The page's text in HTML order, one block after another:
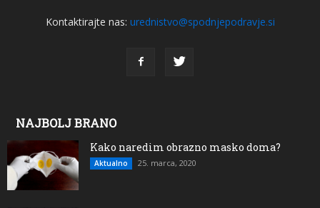
Kontaktirajte nas: urednistvo@spodnjepodravje.si
NAJBOLJ BRANO
Kako naredim obrazno masko doma?
Aktualno 25. marca, 2020